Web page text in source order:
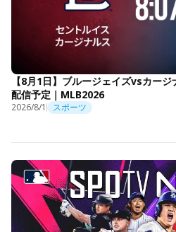
【8月1日】ブルージェイズvsカー
配信予定｜MLB2026
2026/8/1 スポーツ